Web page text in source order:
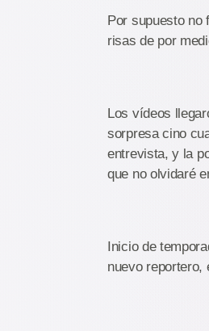
Por supuesto no
risas de por
Los vídeos
sorpresa cino
entrevista, y la
que no olvidaré
Inicio de
nuevo reportero,